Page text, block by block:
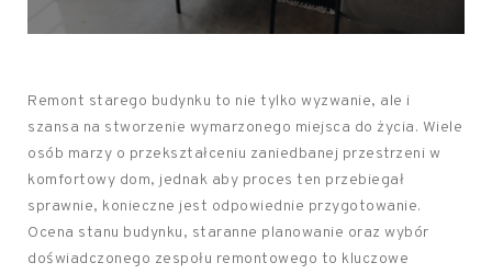
Remont starego budynku to nie tylko wyzwanie, ale i
szansa na stworzenie wymarzonego miejsca do życia. Wiele
osób marzy o przekształceniu zaniedbanej przestrzeni w
komfortowy dom, jednak aby proces ten przebiegał
sprawnie, konieczne jest odpowiednie przygotowanie.
Ocena stanu budynku, staranne planowanie oraz wybór
doświadczonego zespołu remontowego to kluczowe